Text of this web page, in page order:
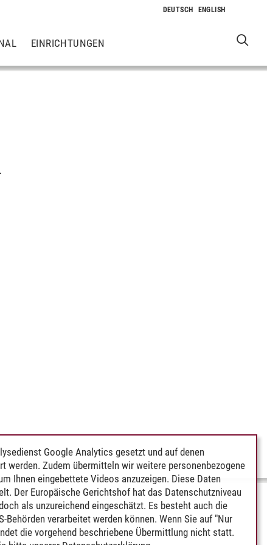
EINRICHTUNGEN
Google Analytics gesetzt und auf denen
werden. Zudem übermitteln wir weitere personenbezogene
Ihnen eingebettete Videos anzuzeigen. Diese Daten
Der Europäische Gerichtshof hat das Datenschutzniveau
als unzureichend eingeschätzt. Es besteht auch die
Behörden verarbeitet werden können. Wenn Sie auf "Nur
die vorgehend beschriebene Übermittlung nicht statt.